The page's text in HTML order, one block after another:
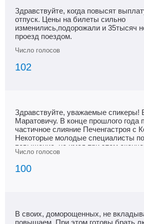
Здравствуйте, когда повысят
отпуск. Цены на билеты сильно
изменились,подорожали и 35тысяч
проезд поездом.
102
Здравствуйте, уважаемые спикеры!
Маратовичу. В конце прошлого года
частичное слияние Печенгастроя с
Некоторые молодые специалисты
повышение, не имея при этом
образования. Одно дело, когда
зарекомендовал и на руках имеется
инженер какой-либо категории
мысль, что у людей есть связи,
100
В своих, доморощенных, не
повышаем. При этом готовы брать